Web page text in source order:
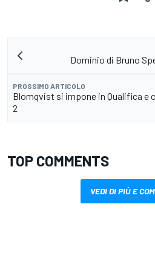
Dominio di Bruno
PROSSIMO ARTICOLO
Blomqvist si impone in Qualifica e
2
TOP COMMENTS
VEDI DI PIÙ E